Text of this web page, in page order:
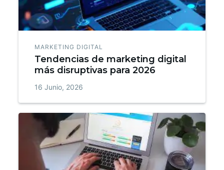
MARKETING DIGITAL
Tendencias de marketing digital
más disruptivas para 2026
16 Junio, 2026